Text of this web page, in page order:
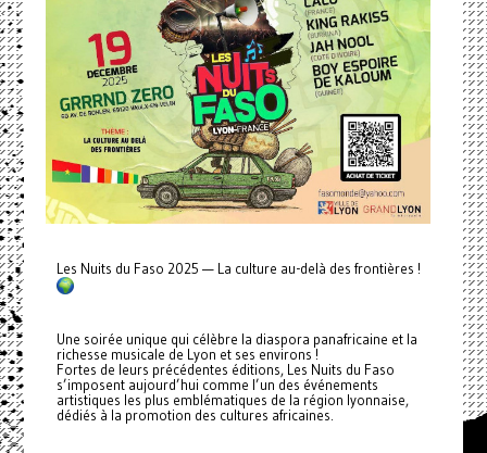
Les Nuits du Faso 2025 — La culture au-delà des frontières !
Une soirée unique qui célèbre la diaspora panafricaine et la
richesse musicale de Lyon et ses environs !
Fortes de leurs précédentes éditions, Les Nuits du Faso
s’imposent aujourd’hui comme l’un des événements
artistiques les plus emblématiques de la région lyonnaise,
dédiés à la promotion des cultures africaines.